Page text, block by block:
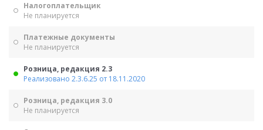
Налогоплательщик
Не планируется
Платежные документы
Не планируется
Розница, редакция 2.3
Реализовано 2.3.6.25 от 18.11.2020
Розница, редакция 3.0
Не планируется